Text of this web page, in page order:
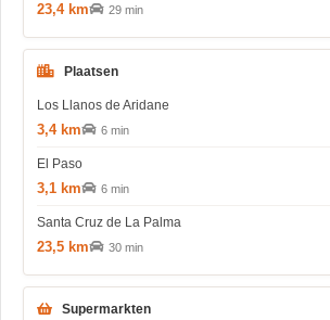
23,4 km 29 min
Plaatsen
Los Llanos de Aridane
3,4 km 6 min
El Paso
3,1 km 6 min
Santa Cruz de La Palma
23,5 km 30 min
Supermarkten